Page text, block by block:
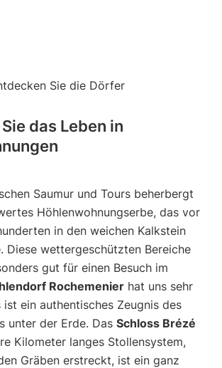
das Leben in
Saumur und Tours beherbergt
Höhlenwohnungserbe, das vor
in den weichen Kalkstein
Diese wettergeschützten Bereiche
gut für einen Besuch im
Rochemenier hat uns sehr
ein authentisches Zeugnis des
unter der Erde. Das Schloss Brézé
Kilometer langes Stollensystem,
Gräben erstreckt, ist ein ganz